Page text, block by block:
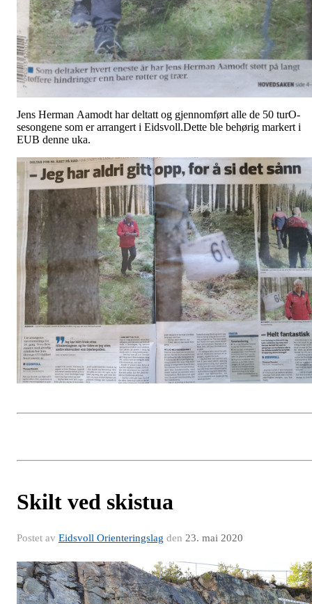
Jens Herman Aamodt har deltatt og gjennomført alle de 50 turO-
sesongene som er arrangert i Eidsvoll.Dette ble behørig markert i
EUB denne uka.
Skilt ved skistua
Postet av Eidsvoll Orienteringslag den 23. mai 2020